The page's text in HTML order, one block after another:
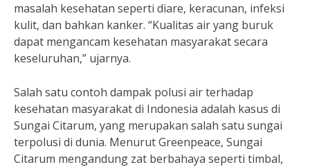
masalah kesehatan seperti diare, keracunan, infeksi
kulit, dan bahkan kanker. “Kualitas air yang buruk
dapat mengancam kesehatan masyarakat secara
keseluruhan,” ujarnya.
Salah satu contoh dampak polusi air terhadap
kesehatan masyarakat di Indonesia adalah kasus di
Sungai Citarum, yang merupakan salah satu sungai
terpolusi di dunia. Menurut Greenpeace, Sungai
Citarum mengandung zat berbahaya seperti timbal,